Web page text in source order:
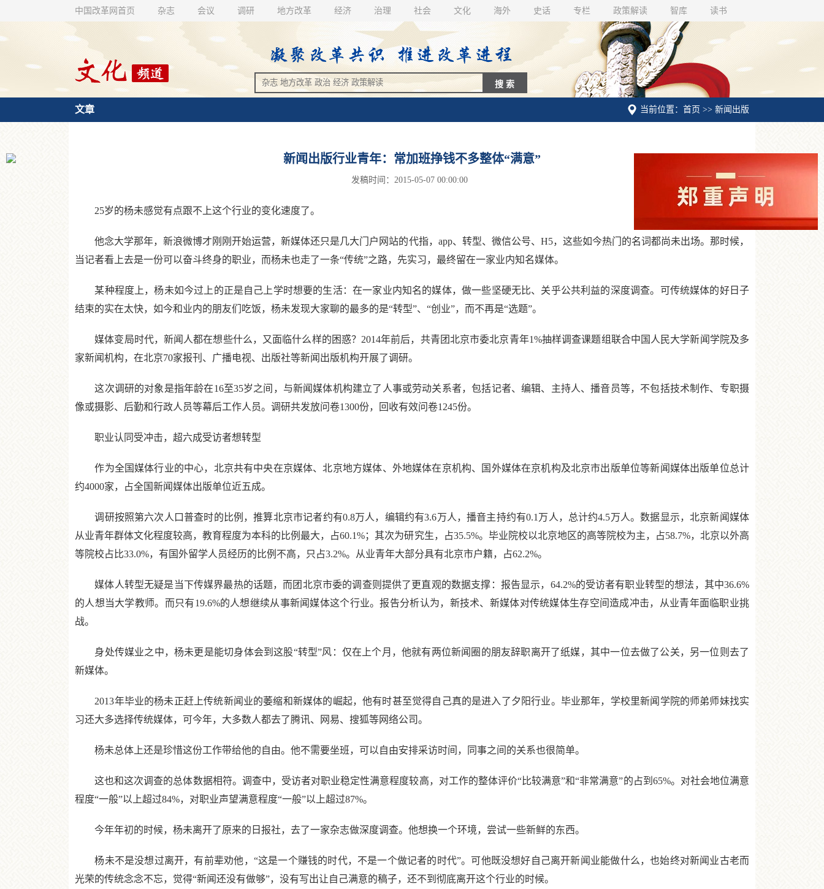
中国改革网首页 杂志 会议 调研 地方改革 经济 治理 社会 文化 海外 史话 专栏 政策解读 智库 读书
当前位置：首页 >> 新闻出版
文章
新闻出版行业青年：常加班挣钱不多整体“满意”
发稿时间：2015-05-07 00:00:00
25岁的杨未感觉有点跟不上这个行业的变化速度了。
他念大学那年，新浪微博才刚刚开始运营，新媒体还只是几大门户网站的代指，app、转型、微信公号、H5，这些如今热门的名词都尚未出场。那时候，
当记者看上去是一份可以奋斗终身的职业，而杨未也走了一条“传统”之路，先实习，最终留在一家业内知名媒体。
某种程度上，杨未如今过上的正是自己上学时想要的生活：在一家业内知名的媒体，做一些坚硬无比、关乎公共利益的深度调查。可传统媒体的好日子
结束的实在太快，如今和业内的朋友们吃饭，杨未发现大家聊的最多的是“转型”、“创业”，而不再是“选题”。
媒体变局时代，新闻人都在想些什么，又面临什么样的困惑？2014年前后，共青团北京市委北京青年1%抽样调查课题组联合中国人民大学新闻学院及多
家新闻机构，在北京70家报刊、广播电视、出版社等新闻出版机构开展了调研。
这次调研的对象是指年龄在16至35岁之间，与新闻媒体机构建立了人事或劳动关系者，包括记者、编辑、主持人、播音员等，不包括技术制作、专职摄
像或摄影、后勤和行政人员等幕后工作人员。调研共发放问卷1300份，回收有效问卷1245份。
职业认同受冲击，超六成受访者想转型
作为全国媒体行业的中心，北京共有中央在京媒体、北京地方媒体、外地媒体在京机构、国外媒体在京机构及北京市出版单位等新闻媒体出版单位总计
约4000家，占全国新闻媒体出版单位近五成。
调研按照第六次人口普查时的比例，推算北京市记者约有0.8万人，编辑约有3.6万人，播音主持约有0.1万人，总计约4.5万人。数据显示，北京新闻媒体
从业青年群体文化程度较高，教育程度为本科的比例最大，占60.1%；其次为研究生，占35.5%。毕业院校以北京地区的高等院校为主，占58.7%，北京以外高
等院校占比33.0%，有国外留学人员经历的比例不高，只占3.2%。从业青年大部分具有北京市户籍，占62.2%。
媒体人转型无疑是当下传媒界最热的话题，而团北京市委的调查则提供了更直观的数据支撑：报告显示，64.2%的受访者有职业转型的想法，其中36.6%
的人想当大学教师。而只有19.6%的人想继续从事新闻媒体这个行业。报告分析认为，新技术、新媒体对传统媒体生存空间造成冲击，从业青年面临职业挑
战。
身处传媒业之中，杨未更是能切身体会到这股“转型”风：仅在上个月，他就有两位新闻圈的朋友辞职离开了纸媒，其中一位去做了公关，另一位则去了
新媒体。
2013年毕业的杨未正赶上传统新闻业的萎缩和新媒体的崛起，他有时甚至觉得自己真的是进入了夕阳行业。毕业那年，学校里新闻学院的师弟师妹找实
习还大多选择传统媒体，可今年，大多数人都去了腾讯、网易、搜狐等网络公司。
杨未总体上还是珍惜这份工作带给他的自由。他不需要坐班，可以自由安排采访时间，同事之间的关系也很简单。
这也和这次调查的总体数据相符。调查中，受访者对职业稳定性满意程度较高，对工作的整体评价“比较满意”和“非常满意”的占到65%。对社会地位满意
程度“一般”以上超过84%，对职业声望满意程度“一般”以上超过87%。
今年年初的时候，杨未离开了原来的日报社，去了一家杂志做深度调查。他想换一个环境，尝试一些新鲜的东西。
杨未不是没想过离开，有前辈劝他，“这是一个赚钱的时代，不是一个做记者的时代”。可他既没想好自己离开新闻业能做什么，也始终对新闻业古老而
光荣的传统念念不忘，觉得“新闻还没有做够”，没有写出让自己满意的稿子，还不到彻底离开这个行业的时候。